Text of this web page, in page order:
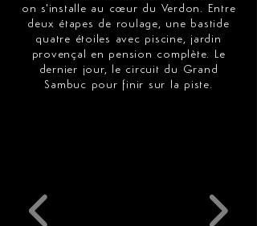
on s'installe au cœur du Verdon. Entre
deux étapes de roulage, une bastide
quatre étoiles avec piscine, jardin
provençal en pension complète. Le
dernier jour, le circuit du Grand
Sambuc pour finir sur la piste.